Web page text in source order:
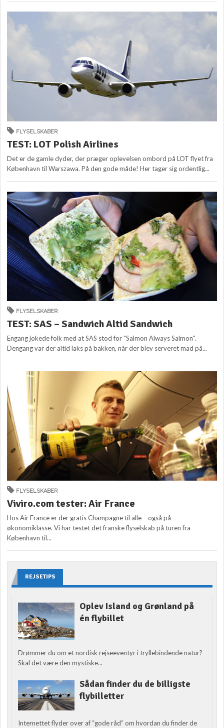
FLYSELSKABER
TEST: LOT Polish Airlines
Det er de gamle dyder, der præger oplevelsen ombord på LOT flyet fra
København til Warszawa. På den gode måde! Her tager sig ordentlig...
FLYSELSKABER
TEST: SAS – Sandwich Altid Sandwich
Engang jokede folk med at SAS stod for "Salmon Always Salmon".
Dengang var der altid laks på bakken, når der blev serveret mad på...
FLYSELSKABER
Viviro.com tester: Air France
Hos Air France er der gratis Champagne til alle – også på
økonomiklasse. Vi har testet det franske flyselskab på turen fra
København til...
REJSETIPS
Oplev Island og Grønland på
én flybillet
Drømmer du om et nordisk rejseeventyr i tryllebindende natur?
Skal det være den mystiske...
Sådan finder du de billigste
flybilletter
Internettet flyder over af “gode råd” om hvordan du finder de